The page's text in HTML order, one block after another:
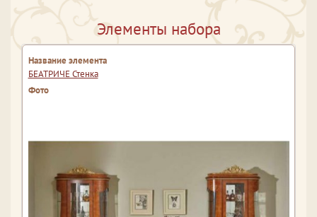
Элементы набора
БЕАТРИЧЕ Стенка